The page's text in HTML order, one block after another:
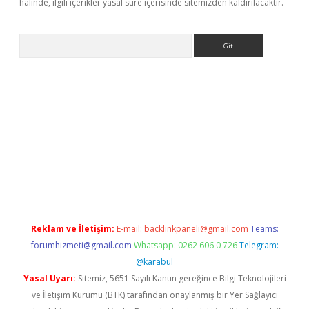
halinde, ilgili içerikler yasal süre içerisinde sitemizden kaldırılacaktır.
Reklam ve İletişim: E-mail: backlinkpaneli@gmail.com Teams:
forumhizmeti@gmail.com Whatsapp: 0262 606 0 726 Telegram:
@karabul
Yasal Uyarı: Sitemiz, 5651 Sayılı Kanun gereğince Bilgi Teknolojileri
ve İletişim Kurumu (BTK) tarafından onaylanmış bir Yer Sağlayıcı